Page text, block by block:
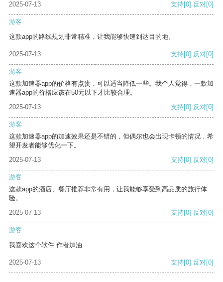
2025-07-13 支持[0] 反对[0]
游客
这款app的路线规划非常精准，让我能够快速到达目的地。
2025-07-13 支持[0] 反对[0]
游客
这款加速器app的价格有点贵，可以适当降低一些。我个人觉得，一款加
速器app的价格应该在50元以下才比较合理。
2025-07-13
支持[0] 反对[0]
游客
这款加速器app的加速效果还是不错的，但偶尔也会出现卡顿的情况，希
望开发者能够优化一下。
2025-07-13
支持[0] 反对[0]
游客
这款app的酒店、餐厅推荐非常有用，让我能够享受到高品质的旅行体
验。
2025-07-13
支持[0] 反对[0]
游客
我喜欢这个软件 作者加油
2025-07-13 支持[0] 反对[0]